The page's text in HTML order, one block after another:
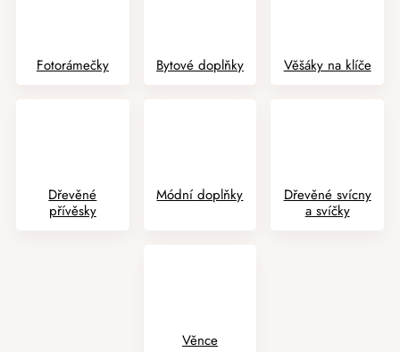
Fotorámečky Bytové doplňky Věšáky na klíče
Dřevěné
přívěsky
Módní doplňky
Dřevěné svícny
a svíčky
Věnce